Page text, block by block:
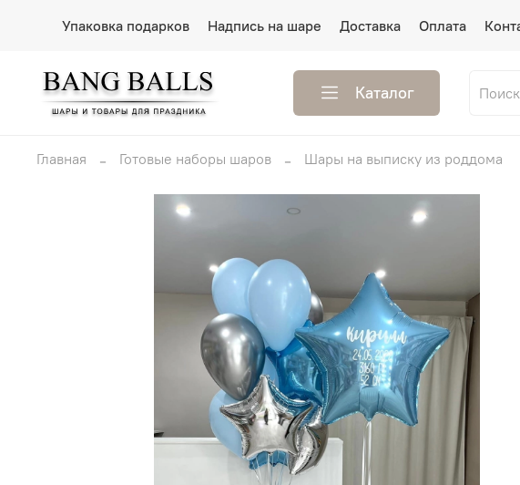
Упаковка подарков Надпись на шаре Доставка Оплата
Каталог
Главная Готовые наборы шаров Шары на выписку из роддома